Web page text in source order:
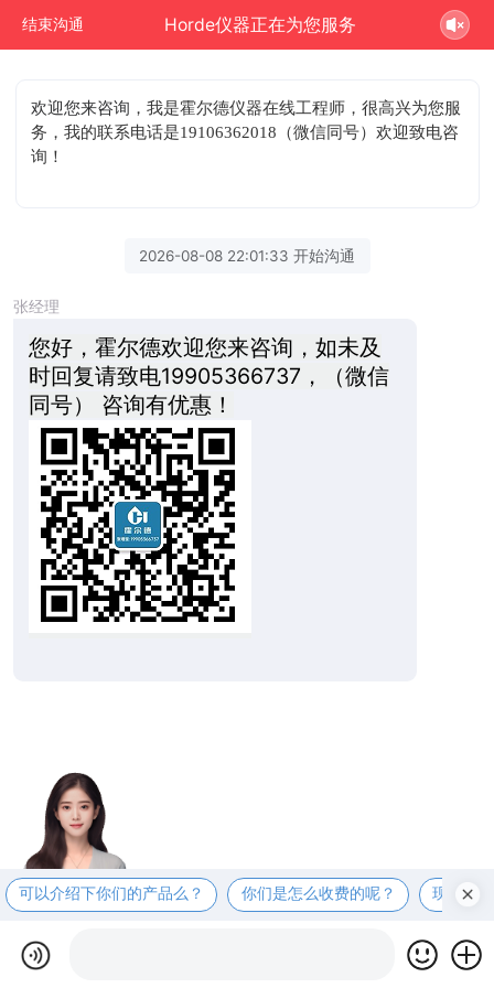
结束沟通 Horde仪器正在为您服务
欢迎您来咨询 ，我是霍尔德仪器在线工程师，很高兴为您服
务，我的联系电话是19106362018（微信同号）欢迎致电咨
询！
2026-08-08 22:01:33 开始沟通
张经理
您好，霍尔德欢迎您来咨询，如未及
时回复请致电19905366737，（微信
同号） 咨询有优惠！
可以介绍下你们的产品么？ 你们是怎么收费的呢？ 现在有